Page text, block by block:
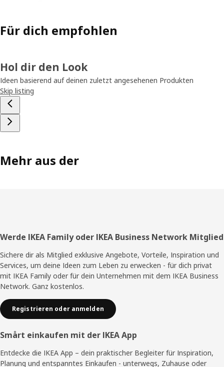
Für dich empfohlen
Hol dir den Look
Ideen basierend auf deinen zuletzt angesehenen Produkten
Skip listing
Mehr aus der
Fußzeile
Werde IKEA Family oder IKEA Business Network Mitglied
Sichere dir als Mitglied exklusive Angebote, Vorteile, Inspiration und
Services, um deine Ideen zum Leben zu erwecken - für dich privat
mit IKEA Family oder für dein Unternehmen mit dem IKEA Business
Network. Ganz kostenlos.
Registrieren oder anmelden
Smårt einkaufen mit der IKEA App
Entdecke die IKEA App – dein praktischer Begleiter für Inspiration,
Planung und entspanntes Einkaufen - unterwegs, Zuhause oder